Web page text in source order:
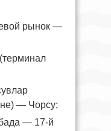
рынок —
— Чорсу;
— 17-й